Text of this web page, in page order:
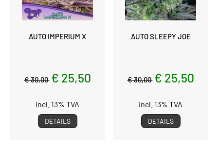
AUTO IMPERIUM X
€ 30,00 € 25,50
incl. 13% TVA
DETAILS
AUTO SLEEPY JOE
€ 30,00 € 25,50
incl. 13% TVA
DETAILS